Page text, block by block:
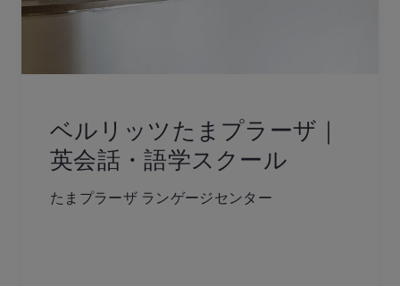
ベルリッツたまプラーザ｜
英会話・語学スクール
たまプラーザ ランゲージセンター